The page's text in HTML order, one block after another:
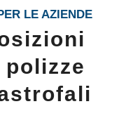
LE AZIENDE